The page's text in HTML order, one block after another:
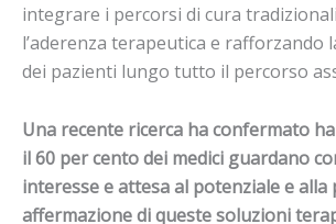
integrare i percorsi di cura
l’aderenza terapeutica e rafforzando
dei pazienti lungo tutto il percorso
Una recente ricerca ha confermato
il 60 per cento dei medici guardano
interesse e attesa al potenziale e alla
affermazione di queste soluzioni